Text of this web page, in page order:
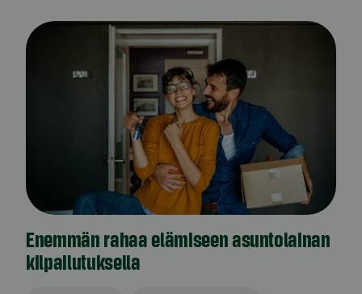
Enemmän rahaa elämiseen asuntolainan
kilpailutuksella